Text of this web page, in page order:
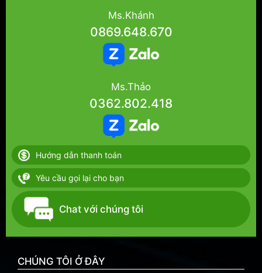
Ms.Khánh
0869.648.670
Ms.Thảo
0362.802.418
Hướng dẫn thanh toán
Yêu cầu gọi lại cho bạn
Chat với chúng tôi
CHÚNG TÔI Ở ĐÂY